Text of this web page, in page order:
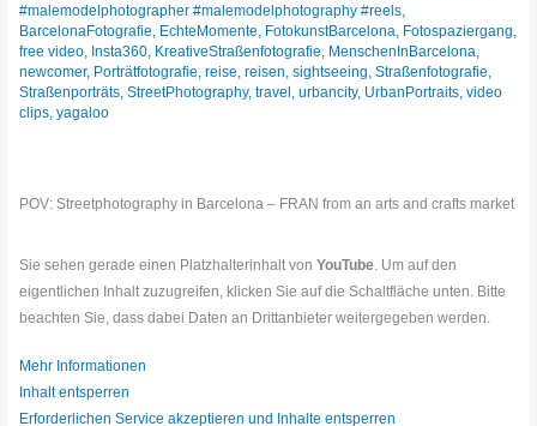
#malemodelphotographer #malemodelphotography #reels,
BarcelonaFotografie, EchteMomente, FotokunstBarcelona, Fotospaziergang,
free video, Insta360, KreativeStraßenfotografie, MenschenInBarcelona,
newcomer, Porträtfotografie,reise,reisen,sightseeing,Straßenfotografie,
Straßenporträts,StreetPhotography,travel,urbancity, UrbanPortraits,video
clips,yagaloo
POV: Streetphotography in Barcelona – FRAN from an arts and crafts market
Sie sehen gerade einen Platzhalterinhalt vonYouTube . Um auf den
eigentlichen Inhalt zuzugreifen, klicken Sie auf die Schaltfläche unten. Bitte
beachten Sie, dass dabei Daten an Drittanbieter weitergegeben werden.
Mehr Informationen
Inhalt entsperren
Erforderlichen Service akzeptieren und Inhalte entsperren